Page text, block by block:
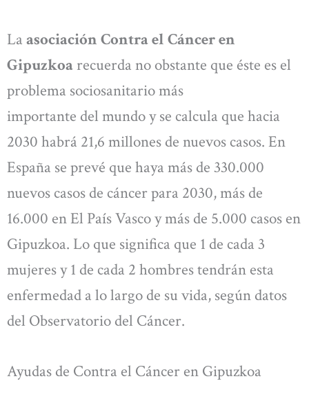
La asociación Contra el Cáncer en
Gipuzkoa recuerda no obstante que éste es el
problema sociosanitario más
importante del mundo y se calcula que hacia
2030 habrá 21,6 millones de nuevos casos. En
España se prevé que haya más de 330.000
nuevos casos de cáncer para 2030, más de
16.000 en El País Vasco y más de 5.000 casos en
Gipuzkoa. Lo que significa que 1 de cada 3
mujeres y 1 de cada 2 hombres tendrán esta
enfermedad a lo largo de su vida, según datos
del Observatorio del Cáncer.
Ayudas de Contra el Cáncer en Gipuzkoa